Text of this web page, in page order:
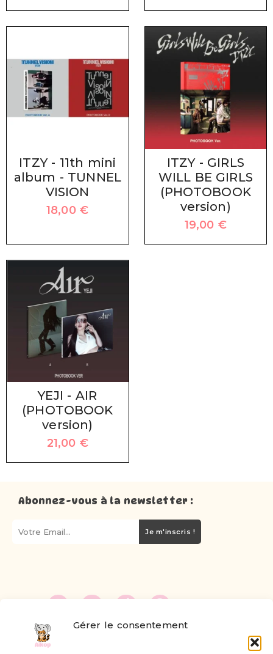
Gérer le consentement
ITZY - 11th mini
album - TUNNEL
VISION
18,00€
ITZY - GIRLS
WILL BE GIRLS
(PHOTOBOOK
version)
19,00 €
YEJI - AIR
(PHOTOBOOK
version)
21,00 €
Abonnez-vous à la newsletter :
Je m'inscris !